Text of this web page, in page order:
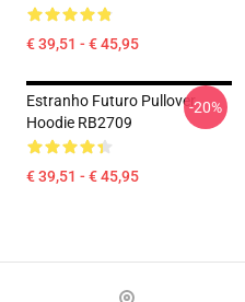
€ 39,51 - € 45,95
Estranho Futuro Pullover
Hoodie RB2709
€ 39,51 - € 45,95
-20%